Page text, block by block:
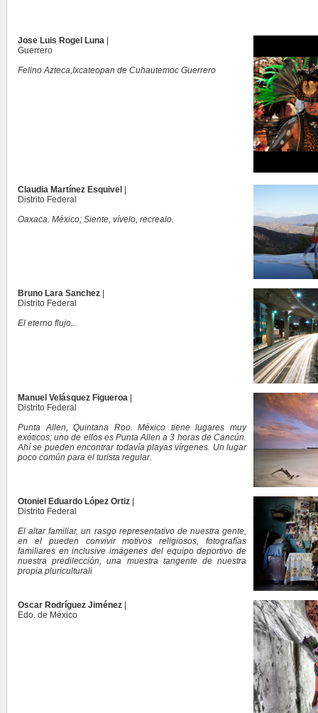
Jose Luis Rogel Luna
Guerrero
Felino Azteca,Ixcateopan de Cuhautemoc Guerrero
Claudia Martínez Esquivel
Distrito Federal
Oaxaca. México; Siente, vívelo, recrealo.
Bruno Lara Sanchez
Distrito Federal
El eterno flujo...
Manuel Velásquez Figueroa
Distrito Federal
Punta Allen, Quintana Roo. México tiene lugares muy
exóticos; uno de ellos es Punta Allen a 3 horas de Cancún.
Ahí se pueden encontrar todavía playas vírgenes. Un lugar
poco común para el turista regular.
Otoniel Eduardo López Ortiz
Distrito Federal
El altar familiar, un rasgo representativo de nuestra gente,
en el pueden convivir motivos religiosos, fotografías
familiares en inclusive imágenes del equipo deportivo de
nuestra predilección, una muestra tangente de nuestra
propia pluriculturali
Oscar Rodríguez Jiménez
Edo. de México